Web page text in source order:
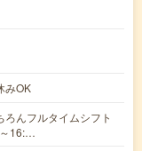
みOK
んフルタイムシフト
16:…